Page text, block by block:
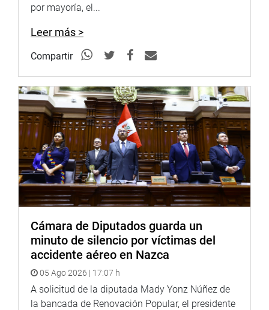
por mayoría, el...
Leer más >
Compartir
Cámara de Diputados guarda un
minuto de silencio por víctimas del
accidente aéreo en Nazca
05 Ago 2026 | 17:07 h
A solicitud de la diputada Mady Yonz Núñez de
la bancada de Renovación Popular, el presidente